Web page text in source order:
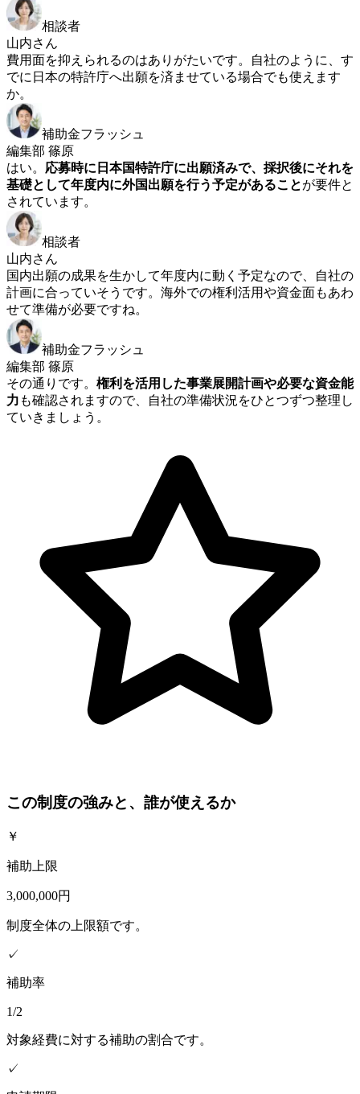
相談者
山内さん
費用面を抑えられるのはありがたいです。自社のように、す
でに日本の特許庁へ出願を済ませている場合でも使えます
か。
補助金フラッシュ
編集部 篠原
はい。 応募時に日本国特許庁に出願済みで、採択後にそれを
基礎として年度内に外国出願を行う予定があることが要件と
されています。
相談者
山内さん
国内出願の成果を生かして年度内に動く予定なので、自社の
計画に合っていそうです。海外での権利活用や資金面もあわ
せて準備が必要ですね。
補助金フラッシュ
編集部 篠原
その通りです。 権利を活用した事業展開計画や必要な資金能
力 も確認されますので、自社の準備状況をひとつずつ整理し
ていきましょう。
この制度の強みと、誰が使えるか
￥
補助上限
3,000,000円
制度全体の上限額です。
✓
補助率
1/2
対象経費に対する補助の割合です。
✓